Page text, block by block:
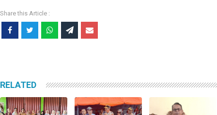
RELATED